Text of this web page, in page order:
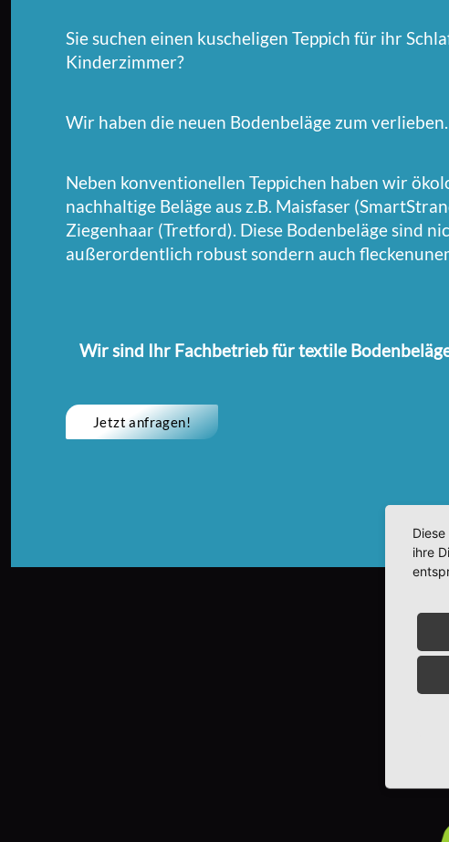
Sie suchen einen kuscheligen Teppich für ihr
Kinderzimmer?
Wir haben die neuen Bodenbeläge zum verlieben.
Neben konventionellen Teppichen haben wir
nachhaltige Beläge aus z.B. Maisfaser
Ziegenhaar (Tretford). Diese Bodenbeläge sind
außerordentlich robust sondern auch
Wir sind Ihr Fachbetrieb für textile
Jetzt anfragen!
ihre